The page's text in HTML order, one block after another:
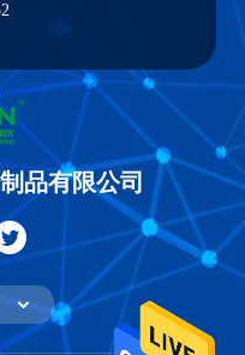
品有限公司